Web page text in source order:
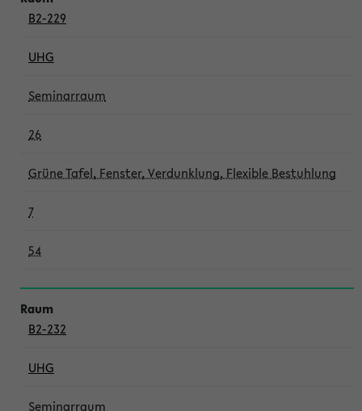
B2-229
UHG
Seminarraum
26
Grüne Tafel, Fenster, Verdunklung, Flexible Bestuhlung
7
54
B2-232
UHG
Seminarraum